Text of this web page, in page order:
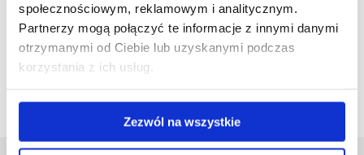
społecznościowym, reklamowym i analitycznym.
Partnerzy mogą połączyć te informacje z innymi danymi
otrzymanymi od Ciebie lub uzyskanymi podczas
korzystania z ich usług.
Zezwól na wszystkie